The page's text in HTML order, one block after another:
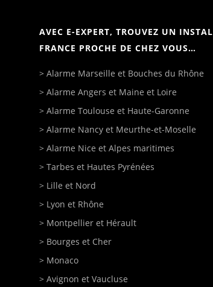
AVEC E-EXPERT, TROUVEZ UN
FRANCE PROCHE DE CHEZ VOUS…
> Alarme Marseille et Bouches du Rhône
> Alarme Angers et Maine et Loire
> Alarme Toulouse et Haute-Garonne
> Alarme Nancy et Meurthe-et-Moselle
> Alarme Nice et Alpes maritimes
> Tarbes et Hautes Pyrénées
> Lille et Nord
> Lyon et Rhône
> Montpellier et Hérault
> Bourges et Cher
> Monaco
> Avignon et Vaucluse